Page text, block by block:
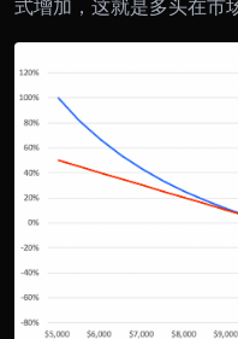
式增加，这就是多头在市